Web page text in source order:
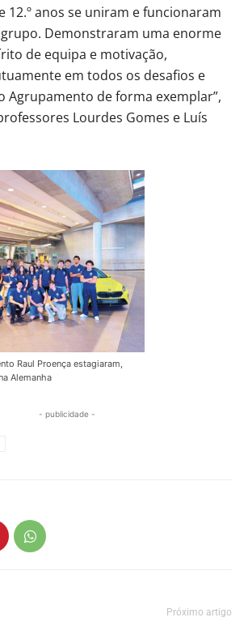
12.º anos se uniram e funcionaram
Demonstraram uma enorme
de equipa e motivação,
em todos os desafios e
Agrupamento de forma exemplar”,
Lourdes Gomes e Luís
Raul Proença estagiaram,
Alemanha
- publicidade -
Próximo artigo